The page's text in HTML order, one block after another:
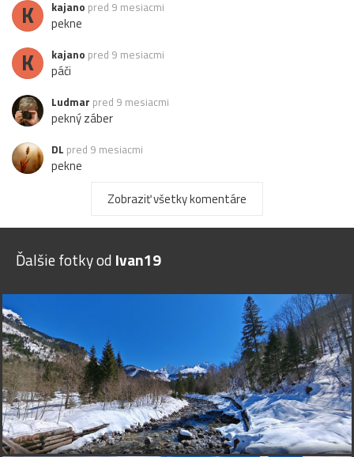
K kajano pred 9 mesiacmi
pekne
K kajano pred 9 mesiacmi
páči
Ludmar pred 9 mesiacmi
pekný záber
DL pred 9 mesiacmi
pekne
Echinocactuspred 9 mesiacmi
Paráda je vždy krásna !
Ján-K.pred 9 mesiacmi
Zobraziť všetky komentáre
Ďalšie fotky od Ivan19